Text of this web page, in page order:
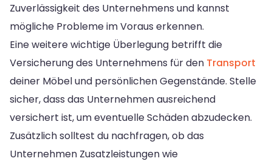
Zuverlässigkeit des Unternehmens und kannst
mögliche Probleme im Voraus erkennen.
Eine weitere wichtige Überlegung betrifft die
Versicherung des Unternehmens für den Transport
deiner Möbel und persönlichen Gegenstände. Stelle
sicher, dass das Unternehmen ausreichend
versichert ist, um eventuelle Schäden abzudecken.
Zusätzlich solltest du nachfragen, ob das
Unternehmen Zusatzleistungen wie